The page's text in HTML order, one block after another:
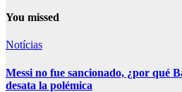
You missed
Notícias
Messi no fue sancionado, ¿por qué
desata la polémica